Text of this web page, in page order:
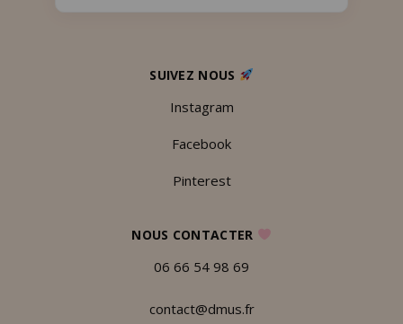
SUIVEZ NOUS
Instagram
Facebook
Pinterest
NOUS CONTACTER
06 66 54 98 69
contact@dmus.fr